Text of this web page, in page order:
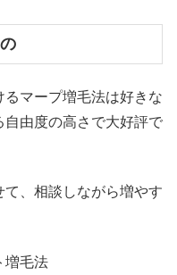
マープ増毛法は好きな
自由度の高さで大好評で
、相談しながら増やす
増毛法